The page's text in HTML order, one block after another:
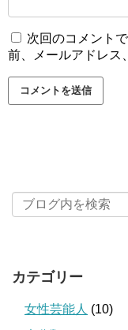
次回のコメント
前、メールアドレス
カテゴリー
女性芸能人 (10)